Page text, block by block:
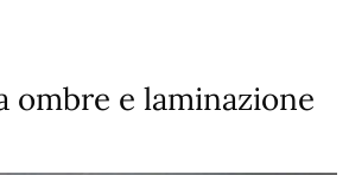
ombre e laminazione